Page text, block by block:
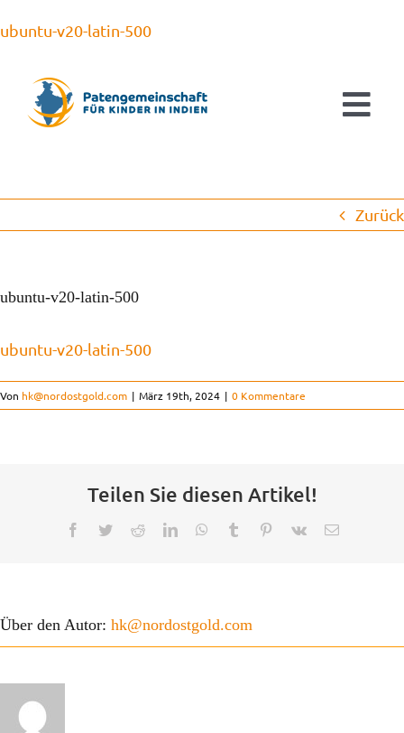
Inhalt
ubuntu-v20-latin-500
Patenschaften
Ausbildung & Studium
Kinderorthopädie
Der Verein
FAQ
Zurück
ubuntu-v20-latin-500
ubuntu-v20-latin-500
Von hk@nordostgold.com | März 19th, 2024 | 0 Kommentare
Teilen Sie diesen Artikel!
Facebook
TwitterRedditLinkedInWhatsApp
Tumblr Pinterest
Vk
E-
Über den Autor: hk@nordostgold.com